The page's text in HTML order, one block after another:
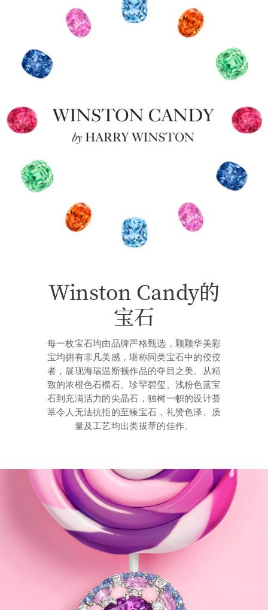
Winston Candy的
宝石
每一枚宝石均由品牌严格甄选，颗颗华美彩
宝均拥有非凡美感，堪称同类宝石中的佼佼
者，展现海瑞温斯顿作品的夺目之美。从精
致的浓橙色石榴石、珍罕碧玺、浅粉色蓝宝
石到充满活力的尖晶石，独树一帜的设计荟
萃令人无法抗拒的至臻宝石，礼赞色泽、质
量及工艺均出类拔萃的佳作。